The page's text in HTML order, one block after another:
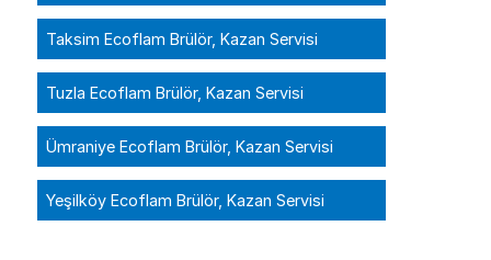
Taksim Ecoflam Brülör, Kazan Servisi
Tuzla Ecoflam Brülör, Kazan Servisi
Ümraniye Ecoflam Brülör, Kazan Servisi
Yeşilköy Ecoflam Brülör, Kazan Servisi